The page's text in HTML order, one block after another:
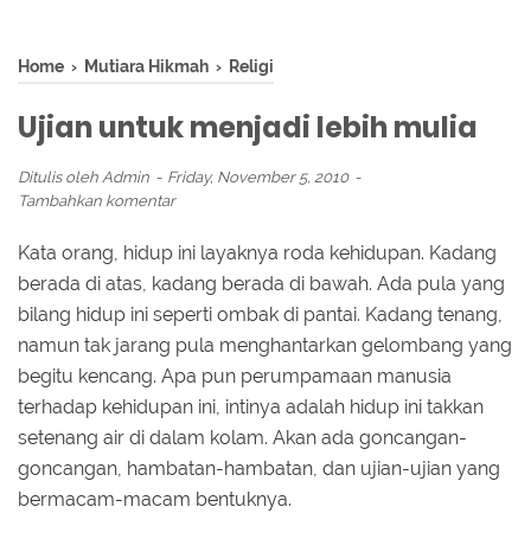
Home › Mutiara Hikmah › Religi
Ujian untuk menjadi lebih mulia
Ditulis oleh Admin
Friday, November 5, 2010
Tambahkan komentar
Kata orang, hidup ini layaknya roda kehidupan. Kadang
berada di atas, kadang berada di bawah. Ada pula yang
bilang hidup ini seperti ombak di pantai. Kadang tenang,
namun tak jarang pula menghantarkan gelombang yang
begitu kencang. Apa pun perumpamaan manusia
terhadap kehidupan ini, intinya adalah hidup ini takkan
setenang air di dalam kolam. Akan ada goncangan-
goncangan, hambatan-hambatan, dan ujian-ujian yang
bermacam-macam bentuknya.